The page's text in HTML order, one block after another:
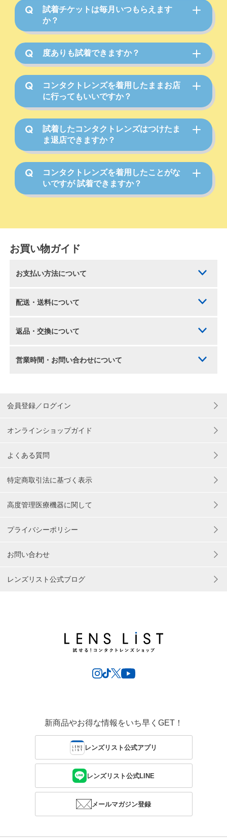
試着チケットは毎月いつもらえます
か？
度ありも試着できますか？
コンタクトレンズを着用したままお店
に行ってもいいですか？
試着したコンタクトレンズはつけたま
ま退店できますか？
コンタクトレンズを着用したことがな
いですが 試着できますか？
お買い物ガイド
お支払い方法について
配送・送料について
返品・交換について
営業時間・お問い合わせについて
会員登録／ログイン
オンラインショップガイド
よくある質問
特定商取引法に基づく表示
高度管理医療機器に関して
プライバシーポリシー
お問い合わせ
レンズリスト公式ブログ
新商品やお得な情報をいち早くGET！
レンズリスト公式アプリ
レンズリスト公式LINE
メールマガジン登録